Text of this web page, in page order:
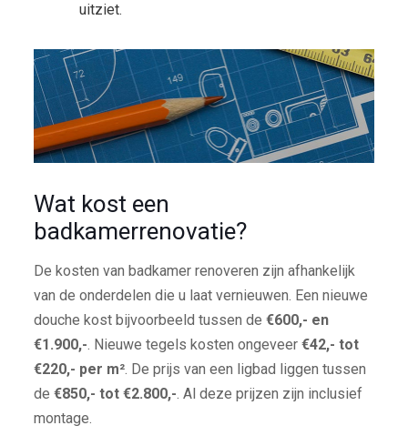
uitziet.
Wat kost een
badkamerrenovatie?
De kosten van badkamer renoveren zijn afhankelijk
van de onderdelen die u laat vernieuwen. Een nieuwe
douche kost bijvoorbeeld tussen de €600,- en
€1.900,-. Nieuwe tegels kosten ongeveer €42,- tot
€220,- per m². De prijs van een ligbad liggen tussen
de €850,- tot €2.800,-. Al deze prijzen zijn inclusief
montage.